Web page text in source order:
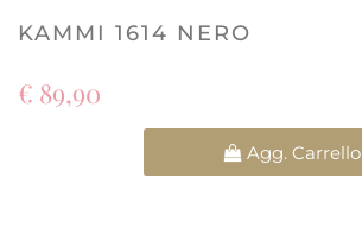
KAMMI 1614 NERO
€ 89,90
Agg. Carrello